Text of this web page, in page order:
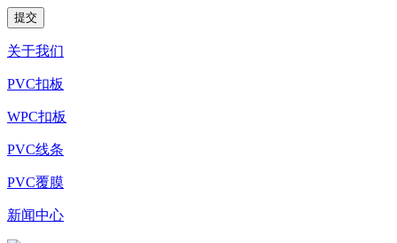
关于我们
PVC扣板
WPC扣板
PVC线条
PVC覆膜
新闻中心